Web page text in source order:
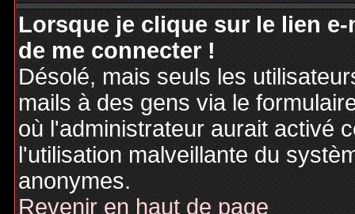
Lorsque je clique sur le lien
de me connecter !
Désolé, mais seuls les
mails à des gens via le
où l'administrateur aurait activé
l'utilisation malveillante du
anonymes.
Revenir en haut de page